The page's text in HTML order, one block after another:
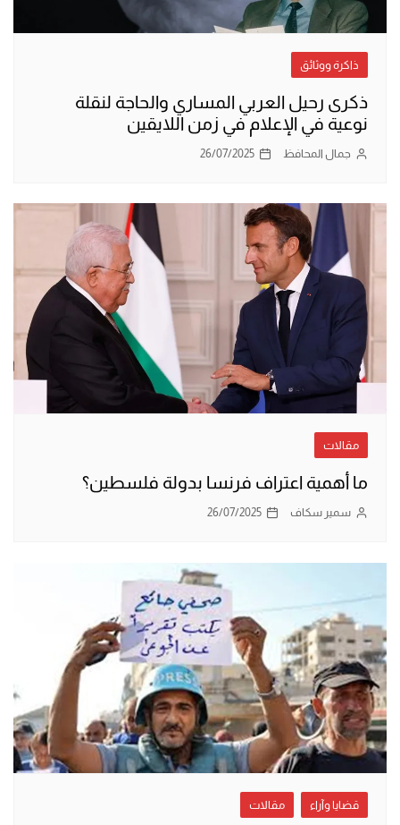
ذاكرة ووثائق
ذكرى رحيل العربي المساري والحاجة لنقلة
نوعية في الإعلام في زمن اللايقين
جمال المحافظ 26/07/2025
مقالات
ما أهمية اعتراف فرنسا بدولة فلسطين؟
سمير سكاف 26/07/2025
قضايا وآراء مقالات